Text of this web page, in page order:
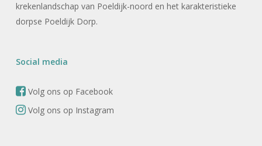
krekenlandschap van Poeldijk-noord en het karakteristieke
dorpse Poeldijk Dorp.
Social media
Volg ons op Facebook
Volg ons op Instagram